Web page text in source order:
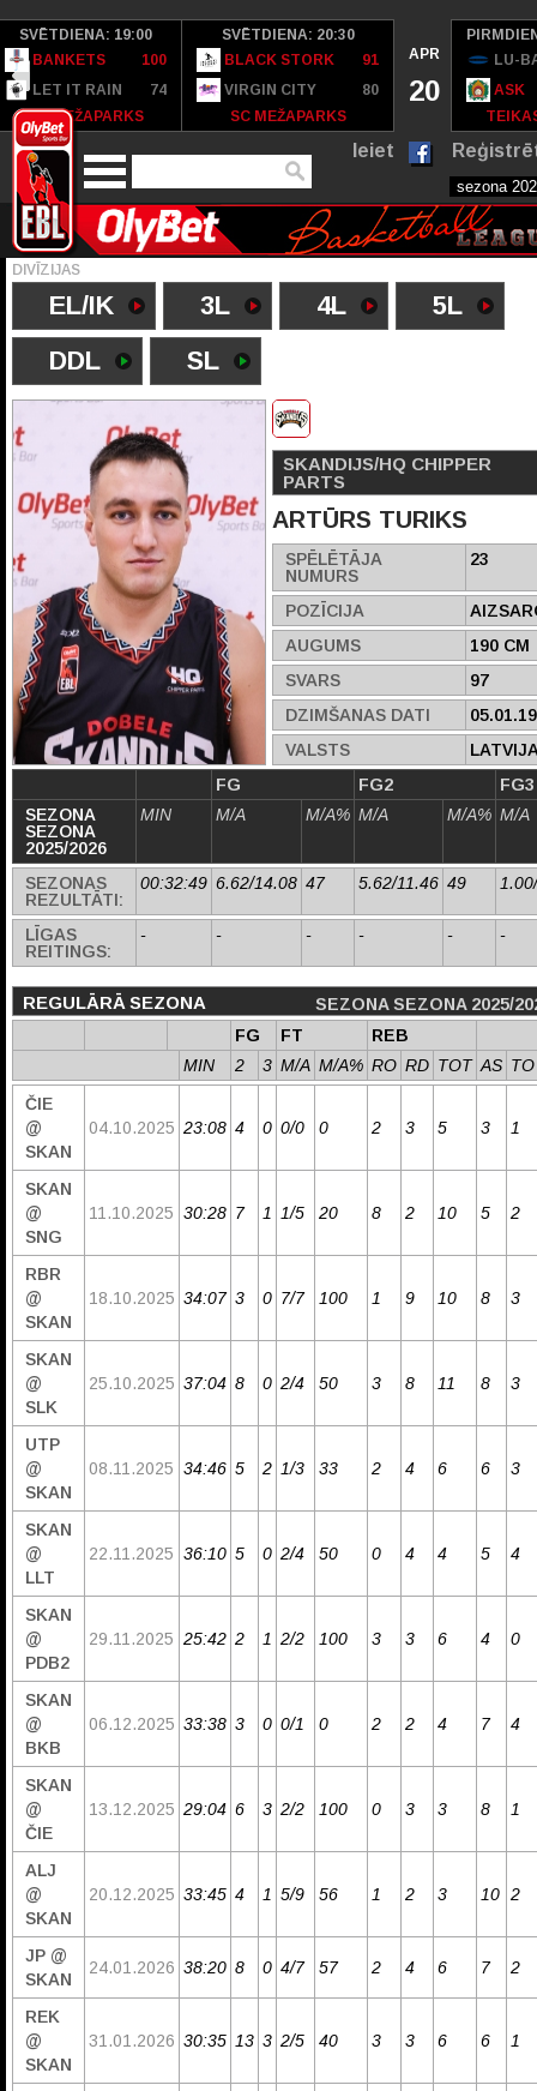
SVĒTDIENA: 19:00
BANKETS
100
LET IT RAIN
74
SC MEŽAPARKS
SVĒTDIENA: 20:30
BLACK STORK
91
VIRGIN CITY
80
SC MEŽAPARKS
APR
20
LU-
ASK
Ieiet
DIVĪZIJAS
EL/IK 3L 4L
5L
DDL
SL
SKANDIJS/HQ CHIPPER
PARTS
ARTŪRS TURIKS
SPĒLĒTĀJA
NUMURS
23
POZĪCIJA
AUGUMS
190 CM
SVARS
97
DZIMŠANAS DATI
VALSTS
FG
FG2
FG3
SEZONA
SEZONA
2025/2026
MIN M/A M/A% M/A M/A% M/A
SEZONAS
REZULTĀTI:
00:32:49 6.62/14.08 47 5.62/11.46 49
LĪGAS
REITINGS:
- - - - - -
REGULĀRĀ SEZONA
SEZONA SEZONA 2025/
FG
FT
REB
MIN
2 3 M/A M/A% RO RD TOT AS TO
ČIE
@
SKAN
04.10.2025 23:08 4 0 0/0 0 2 3 5 3 1
SKAN
@
SNG
11.10.2025 30:28 7 1 1/5 20 8 2 10 5 2
RBR
@
SKAN
18.10.2025 34:07 3 0 7/7 100 1 9 10 8 3
SKAN
@
SLK
25.10.2025 37:04 8 0 2/4 50 3 8 11 8 3
UTP
@
SKAN
08.11.2025 34:46 5 2 1/3 33 2 4 6 6 3
SKAN
@
LLT
22.11.2025 36:10 5 0 2/4 50 0 4 4 5 4
SKAN
@
PDB2
29.11.2025 25:42 2 1 2/2 100 3 3 6 4 0
SKAN
@
BKB
06.12.2025 33:38 3 0 0/1 0 2 2 4 7 4
SKAN
@
ČIE
13.12.2025 29:04 6 3 2/2 100 0 3 3 8 1
ALJ
@
SKAN
20.12.2025 33:45 4 1 5/9 56 1 2 3 10 2
JP @
SKAN
24.01.2026 38:20 8 0 4/7 57 2 4 6 7 2
REK
@
SKAN
31.01.2026 30:35 13 3 2/5 40 3 3 6 6 1